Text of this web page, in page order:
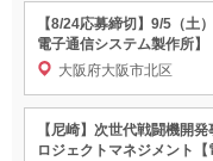
【8/24応募締切】9/5（土
電子通信システム製作所】
大阪府大阪市北区
【尼崎】次世代戦闘機開
ロジェクトマネジメント